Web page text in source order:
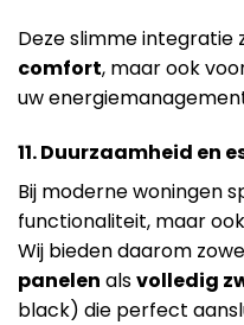
Deze slimme integratie
comfort, maar ook
uw
11. Duurzaamheid en
Bij moderne woningen
functionaliteit, maar
Wij bieden daarom
panelen alsvolledig
black) die perfect